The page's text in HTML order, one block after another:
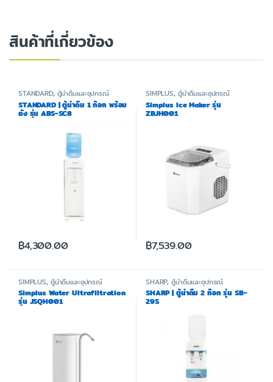
สินค้าที่เกี่ยวข้อง
STANDARD, ตู้น้ำดื่มและอุปกรณ์
STANDARD | ตู้น้ำดื่ม 1 ก๊อก พร้อม
ถัง รุ่น ABS-SC8
฿4,300.00
SIMPLUS, ตู้น้ำดื่มและอุปกรณ์
Simplus Ice Maker รุ่น
ZBJH001
฿7,539.00
SIMPLUS, ตู้น้ำดื่มและอุปกรณ์
Simplus Water Ultrafiltration
รุ่น JSQH001
SHARP,ตู้น้ำดื่มและอุปกรณ์
SHARP | ตู้น้ำดื่ม 2 ก๊อก รุ่น SB-
29S